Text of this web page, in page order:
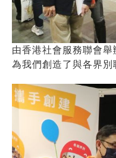
由香港社會服務聯會舉
為我們創造了與各界別